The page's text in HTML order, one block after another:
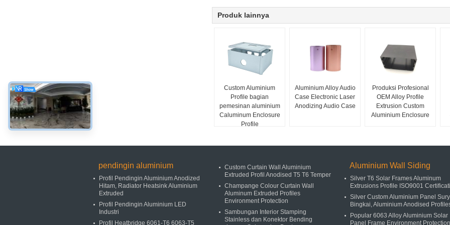
Produk lainnya
Custom Aluminium
Profile bagian
pemesinan aluminium
Caluminum Enclosure
Profile
Aluminium Alloy Audio
Case Electronic Laser
Anodizing Audio Case
Produksi Profesional
OEM Alloy Profile
Extrusion Custom
Aluminium Enclosure
pendingin aluminium
Profil Pendingin Aluminium Anodized
Hitam, Radiator Heatsink Aluminium
Extruded
Profil Pendingin Aluminium LED
Industri
Profil Heatbridge 6061-T6 6063-T5
Custom Curtain Wall Aluminium
Extruded Profil Anodised T5 T6 Temper
Champange Colour Curtain Wall
Aluminum Extruded Profiles
Environment Protection
Sambungan Interior Stamping
Stainless dan Konektor Bending
Aluminium Wall Siding
Silver T6 Solar Frames Aluminum
Extrusions Profile ISO9001
Silver Custom Aluminium Panel
Bingkai, Aluminium Anodised
Popular 6063 Alloy Aluminium Solar
Panel Frame Environment Protection